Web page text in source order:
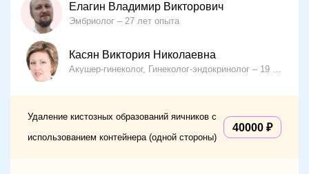
Елагин Владимир Викторович
Эмбриолог 27 лет опыта
Касян Виктория Николаевна
Акушер-гинеколог, Гинеколог-эндокринолог 19 лет опыта
Удаление кистозных образований яичников с
использованием контейнера (одной стороны)
40000